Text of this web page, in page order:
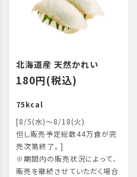
北海道産 天然かれい
180円(税込)
75kcal
[8/5(水)～8/18(火)
但し販売予定総数44万食が完
売次第終了。]
※期間内の販売状況によって、
販売を継続させていただく場合